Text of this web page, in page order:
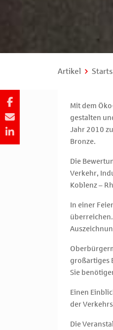
Artikel
Mit dem
gestalten
Jahr 2010
Bronze.
Die
Verkehr,
Koblenz –
In einer
großartiges
Sie
Einen
der
Die